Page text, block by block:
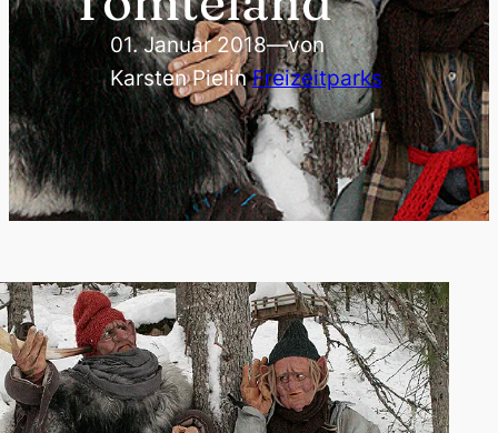
01. Januar 2018—von
Karsten PielinFreizeitparks